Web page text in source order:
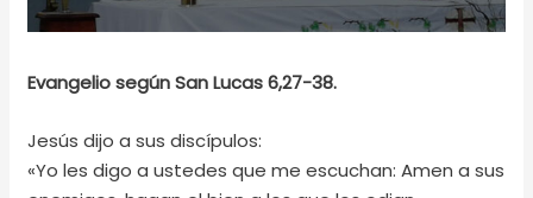
Evangelio según San Lucas 6,27-38.
Jesús dijo a sus discípulos:
«Yo les digo a ustedes que me escuchan: Amen a sus